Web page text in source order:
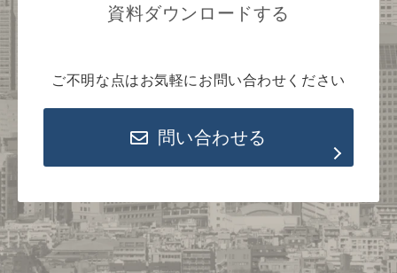
資料ダウンロードする
ご不明な点はお気軽にお問い合わせください
問い合わせる